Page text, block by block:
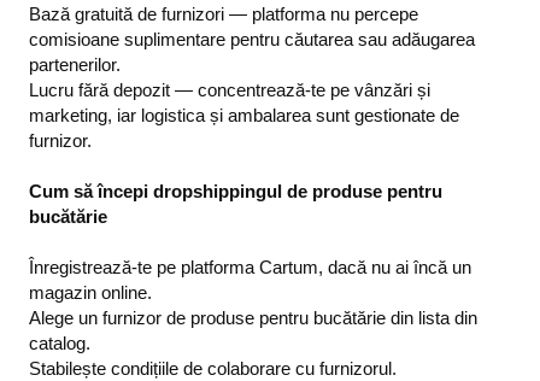
Bază gratuită de furnizori — platforma nu percepe
comisioane suplimentare pentru căutarea sau adăugarea
partenerilor.
Lucru fără depozit — concentrează-te pe vânzări și
marketing, iar logistica și ambalarea sunt gestionate de
furnizor.
Cum să începi dropshippingul de produse pentru
bucătărie
Înregistrează-te pe platforma Cartum, dacă nu ai încă un
magazin online.
Alege un furnizor de produse pentru bucătărie din lista din
catalog.
Stabilește condițiile de colaborare cu furnizorul.